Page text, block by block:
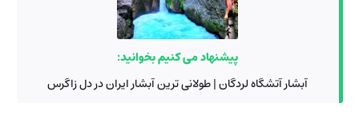
پیشنهاد می کنیم بخوانید:
آبشار آتشگاه لردگان | طولانی ترین آبشار ایران در دل زاگرس